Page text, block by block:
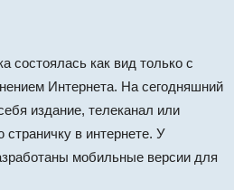
состоялась как вид только с
Интернета. На сегодняшний
издание, телеканал или
в интернете. У
мобильные версии для